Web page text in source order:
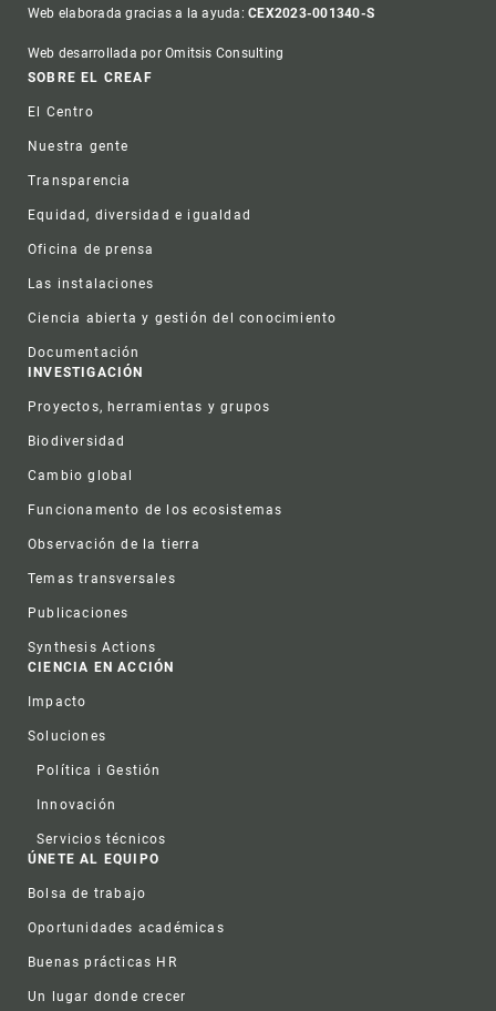
Web elaborada gracias a la ayuda:CEX2023-001340-S
Web desarrollada por Omitsis Consulting
Footer
SOBRE EL CREAF
El Centro
Nuestra gente
Transparencia
Equidad, diversidad e igualdad
Oficina de prensa
Las instalaciones
Ciencia abierta y gestión del conocimiento
Documentación
INVESTIGACIÓN
Proyectos, herramientas y grupos
Biodiversidad
Cambio global
Funcionamento de los ecosistemas
Observación de la tierra
Temas transversales
Publicaciones
Synthesis Actions
CIENCIA EN ACCIÓN
Impacto
Soluciones
Política i Gestión
Innovación
Servicios técnicos
ÚNETE AL EQUIPO
Bolsa de trabajo
Oportunidades académicas
Buenas prácticas HR
Un lugar donde crecer